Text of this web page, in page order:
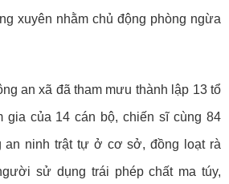
xuyên nhằm chủ động phòng ngừa
an xã đã tham mưu thành lập 13 tổ
gia của 14 cán bộ, chiến sĩ cùng 84
ninh trật tự ở cơ sở, đồng loạt rà
sử dụng trái phép chất ma túy,